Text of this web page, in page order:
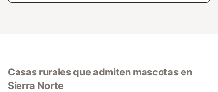
Casas rurales que admiten mascotas en
Sierra Norte